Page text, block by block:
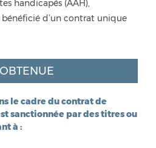
handicapés (AAH),
bénéficié d’un contrat unique
le cadre du contrat de
sanctionnée par des titres ou
à :